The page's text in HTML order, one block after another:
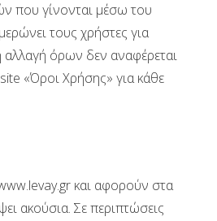
που γίνονται μέσω του
τους χρήστες για
αλλαγή όρων δεν αναφέρεται
«Όροι Χρήσης» για κάθε
και αφορούν στα
ακούσια. Σε περιπτώσεις